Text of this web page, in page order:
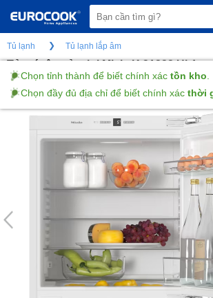
Chọn tỉnh thành để biết chính xác tồn kho
Chọn đầy đủ địa chỉ để biết chính xác thời
Tủ lạnh Tủ lạnh lắp âm
Tủ mát âm tủ mini Miele K 31222 Ui-1
(Gửi đánh giá)